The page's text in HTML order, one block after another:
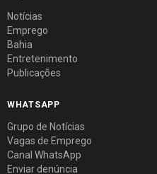
Notícias
Emprego
Bahia
Entretenimento
Publicações
WHATSAPP
Grupo de Notícias
Vagas de Emprego
Canal WhatsApp
Enviar denúncia